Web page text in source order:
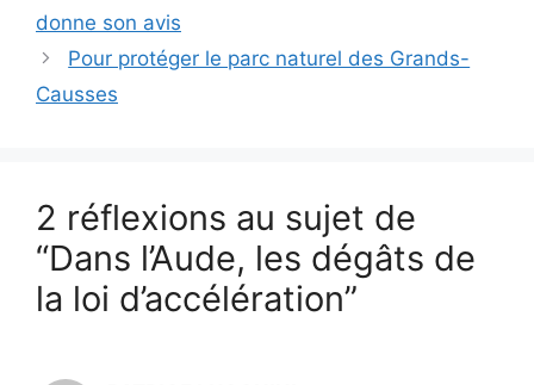
donne son avis
Pour protéger le parc naturel des Grands-
Causses
2 réflexions au sujet de
“Dans l’Aude, les dégâts de
la loi d’accélération”